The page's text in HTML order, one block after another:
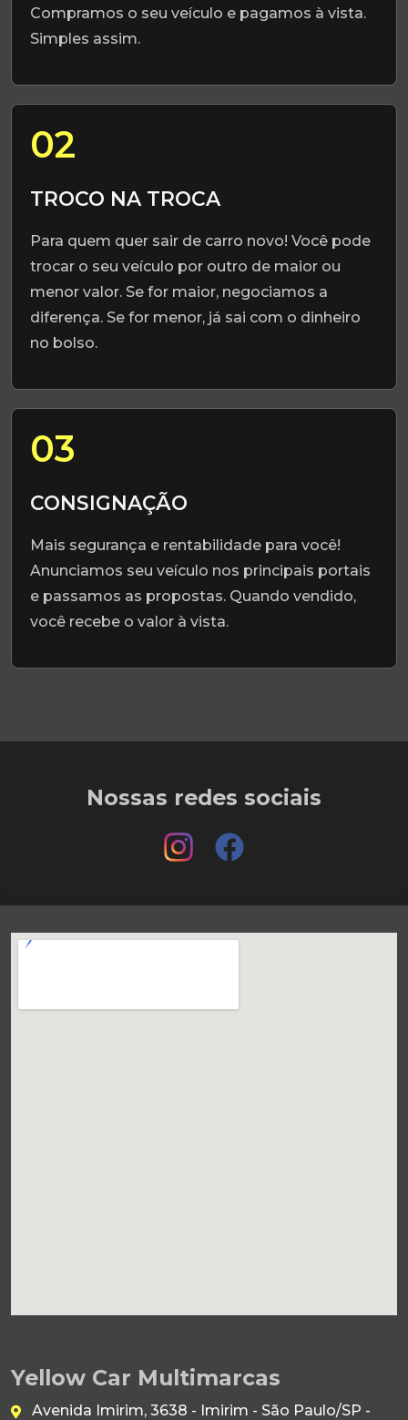
Compramos o seu veículo e pagamos à vista.
Simples assim.
02
TROCO NA TROCA
Para quem quer sair de carro novo! Você pode
trocar o seu veículo por outro de maior ou
menor valor. Se for maior, negociamos a
diferença. Se for menor, já sai com o dinheiro
no bolso.
03
CONSIGNAÇÃO
Mais segurança e rentabilidade para você!
Anunciamos seu veículo nos principais portais
e passamos as propostas. Quando vendido,
você recebe o valor à vista.
Nossas redes sociais
Yellow Car Multimarcas
Avenida Imirim, 3638 - Imirim - São Paulo/SP -